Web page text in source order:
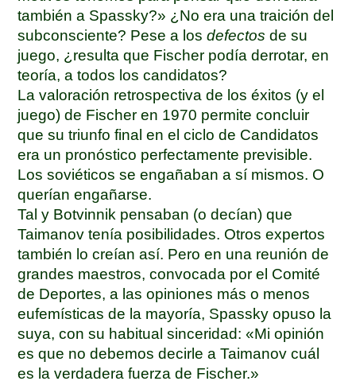
también a Spassky?» ¿No era una traición del
subconsciente? Pese a losdefectosde su
juego, ¿resulta que Fischer podía derrotar, en
teoría, a todos los candidatos?
La valoración retrospectiva de los éxitos (y el
juego) de Fischer en 1970 permite concluir
que su triunfo final en el ciclo de Candidatos
era un pronóstico perfectamente previsible.
Los soviéticos se engañaban a sí mismos. O
querían engañarse.
Tal y Botvinnik pensaban (o decían) que
Taimanov tenía posibilidades. Otros expertos
también lo creían así. Pero en una reunión de
grandes maestros, convocada por el Comité
de Deportes, a las opiniones más o menos
eufemísticas de la mayoría, Spassky opuso la
suya, con su habitual sinceridad: «Mi opinión
es que no debemos decirle a Taimanov cuál
es la verdadera fuerza de Fischer.»